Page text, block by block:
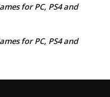
for PC, PS4 and
for PC, PS4 and